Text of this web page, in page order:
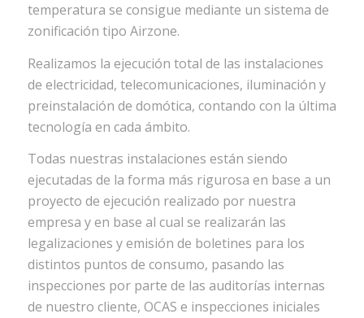
temperatura se consigue mediante un sistema de
zonificación tipo Airzone.
Realizamos la ejecución total de las instalaciones
de electricidad, telecomunicaciones, iluminación y
preinstalación de domótica, contando con la última
tecnología en cada ámbito.
Todas nuestras instalaciones están siendo
ejecutadas de la forma más rigurosa en base a un
proyecto de ejecución realizado por nuestra
empresa y en base al cual se realizarán las
legalizaciones y emisión de boletines para los
distintos puntos de consumo, pasando las
inspecciones por parte de las auditorías internas
de nuestro cliente, OCAS e inspecciones iniciales